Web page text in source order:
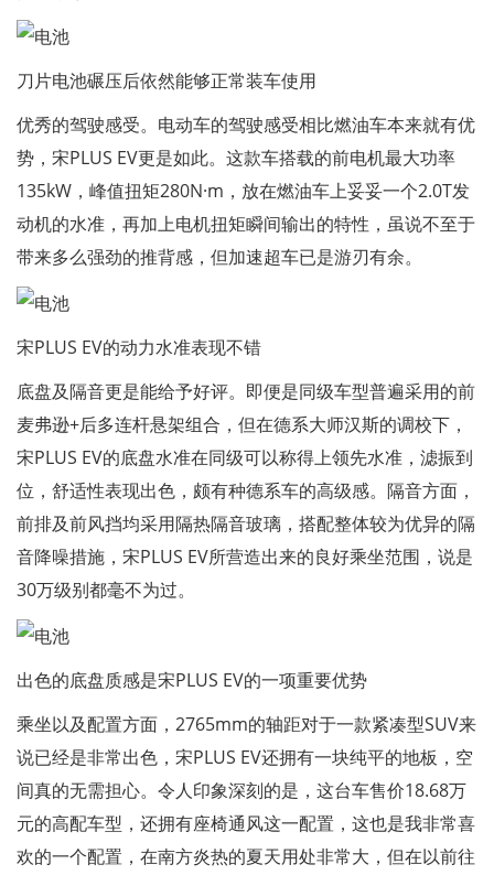
刀片电池碾压后依然能够正常装车使用
优秀的驾驶感受。电动车的驾驶感受相比燃油车本来就有优
势，宋PLUS EV更是如此。这款车搭载的前电机最大功率
135kW，峰值扭矩280N·m，放在燃油车上妥妥一个2.0T发
动机的水准，再加上电机扭矩瞬间输出的特性，虽说不至于
带来多么强劲的推背感，但加速超车已是游刃有余。
宋PLUS EV的动力水准表现不错
底盘及隔音更是能给予好评。即便是同级车型普遍采用的前
麦弗逊+后多连杆悬架组合，但在德系大师汉斯的调校下，
宋PLUS EV的底盘水准在同级可以称得上领先水准，滤振到
位，舒适性表现出色，颇有种德系车的高级感。隔音方面，
前排及前风挡均采用隔热隔音玻璃，搭配整体较为优异的隔
音降噪措施，宋PLUS EV所营造出来的良好乘坐范围，说是
30万级别都毫不为过。
出色的底盘质感是宋PLUS EV的一项重要优势
乘坐以及配置方面，2765mm的轴距对于一款紧凑型SUV来
说已经是非常出色，宋PLUS EV还拥有一块纯平的地板，空
间真的无需担心。令人印象深刻的是，这台车售价18.68万
元的高配车型，还拥有座椅通风这一配置，这也是我非常喜
欢的一个配置，在南方炎热的夏天用处非常大，但在以前往